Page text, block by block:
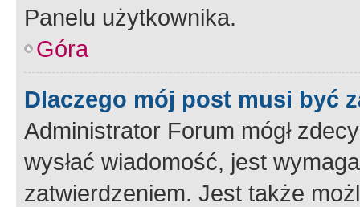
Panelu użytkownika.
Góra
Dlaczego mój post musi być
Administrator Forum mógł
wysłać wiadomość, jest
zatwierdzeniem. Jest także